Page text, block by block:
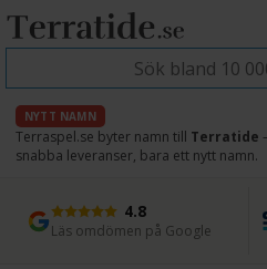
NYTT NAMN
Terraspel.se byter namn till Terratide
snabba leveranser, bara ett nytt namn.
4.8
Läs omdömen på Google
Snabb leverans
Direkt från lager